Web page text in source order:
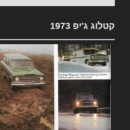
קטלוג ג'יפ 1973